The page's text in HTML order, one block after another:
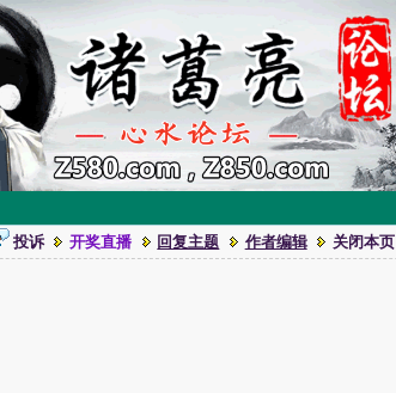
投诉 开奖直播 回复主题 作者编辑 关闭本页